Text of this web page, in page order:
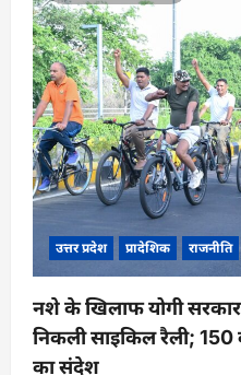
उत्तर प्रदेश प्रादेशिक राजनीति
नशे के खिलाफ योगी
निकली साइकिल रैली; 150
का संदेश